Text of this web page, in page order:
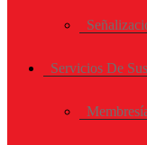
Servicios De